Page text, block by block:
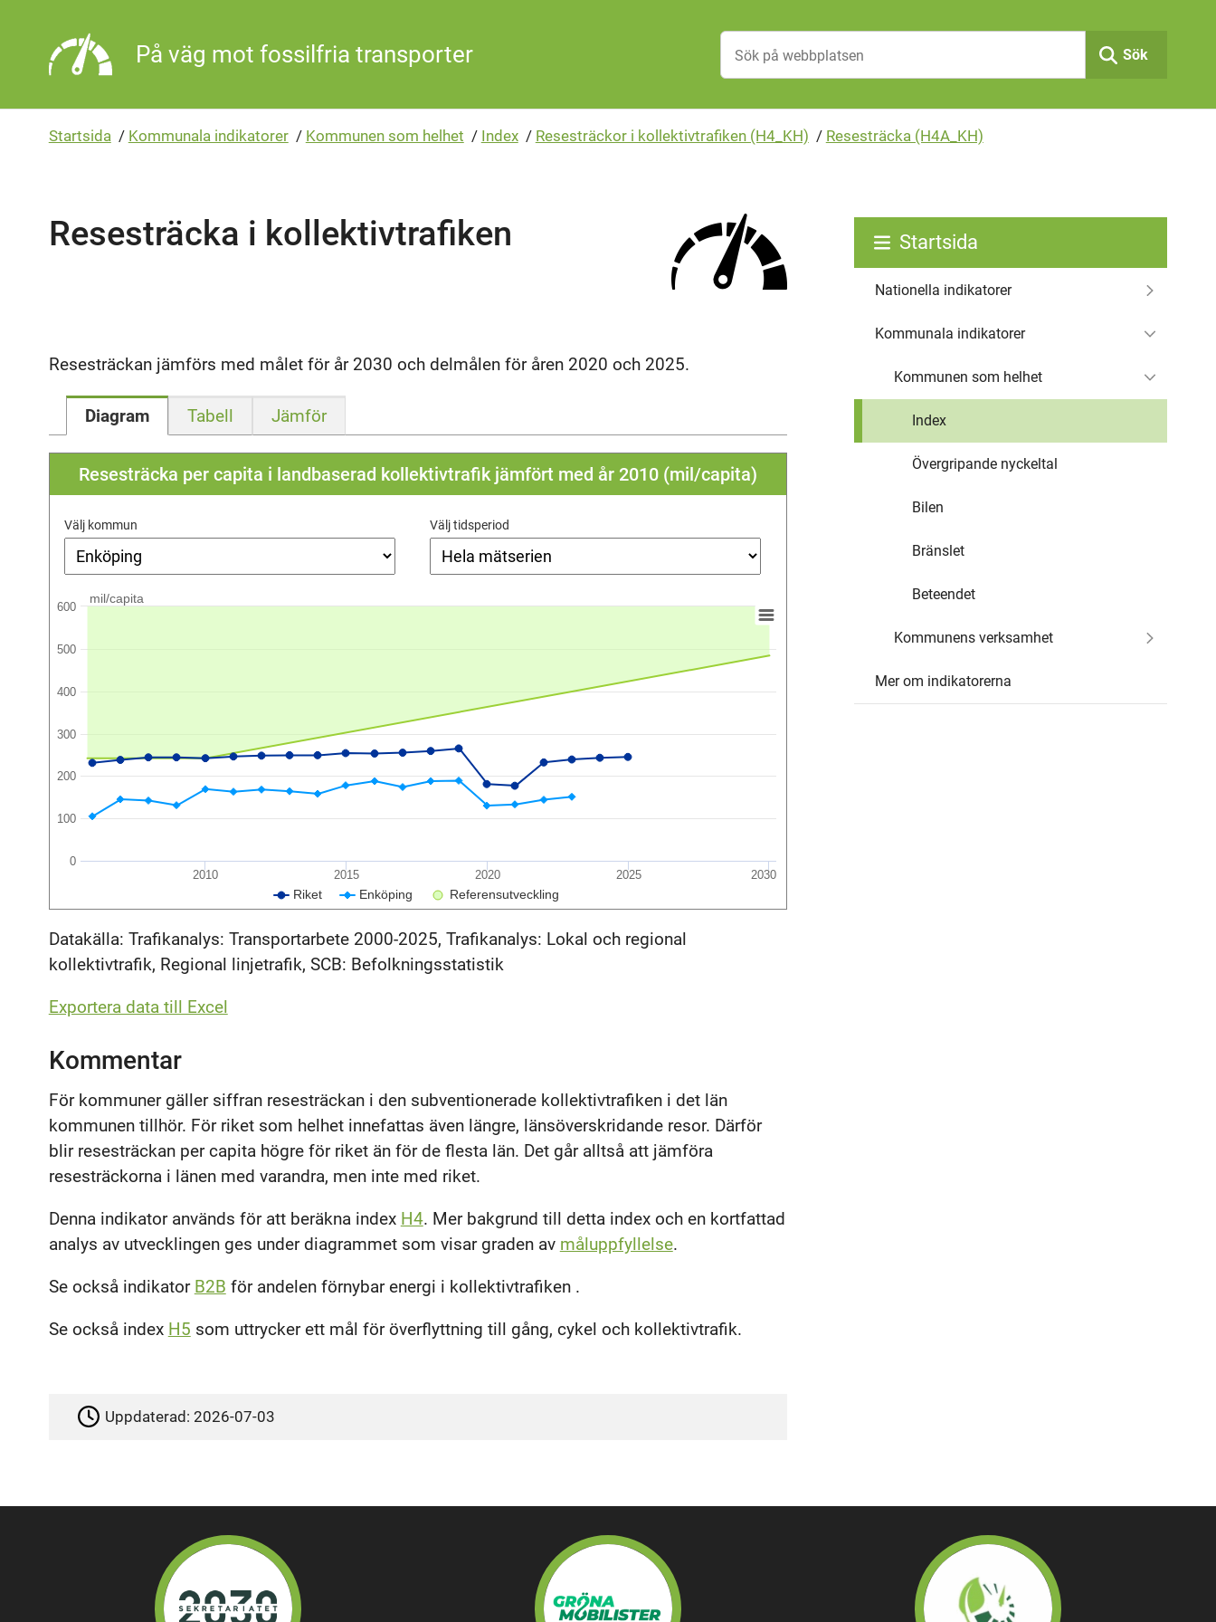
På väg mot fossilfria transporter Sök
Startsida / Kommunala indikatorer / Kommunen som helhet / Index / Resesträckor i kollektivtrafiken (H4_KH) / Resesträcka (H4A_KH)
Resesträcka i kollektivtrafiken
Resesträckan jämförs med målet för år 2030 och delmålen för åren 2020 och 2025.
Diagram Tabell Jämför
Resesträcka per capita i landbaserad kollektivtrafik jämfört med år 2010 (mil/capita)
Välj kommun Välj tidsperiod
mil/capita
Riket Enköping Referensutveckling
2010 2015 2020 2025 2030
0
100
200
300
400
500
600
Datakälla: Trafikanalys: Transportarbete 2000-2025, Trafikanalys: Lokal och regional
kollektivtrafik, Regional linjetrafik, SCB: Befolkningsstatistik
Exportera data till Excel
Kommentar
För kommuner gäller siffran resesträckan i den subventionerade kollektivtrafiken i det län
kommunen tillhör. För riket som helhet innefattas även längre, länsöverskridande resor. Därför
blir resesträckan per capita högre för riket än för de flesta län. Det går alltså att jämföra
resesträckorna i länen med varandra, men inte med riket.
Denna indikator används för att beräkna index H4. Mer bakgrund till detta index och en kortfattad
analys av utvecklingen ges under diagrammet som visar graden av måluppfyllelse.
Se också indikator B2B för andelen förnybar energi i kollektivtrafiken .
Se också index H5 som uttrycker ett mål för överflyttning till gång, cykel och kollektivtrafik.
Uppdaterad:2026-07-03
Startsida
Nationella indikatorer
Kommunala indikatorer
Kommunen som helhet
Index
Övergripande nyckeltal
Bilen
Bränslet
Beteendet
Kommunens verksamhet
Mer om indikatorerna